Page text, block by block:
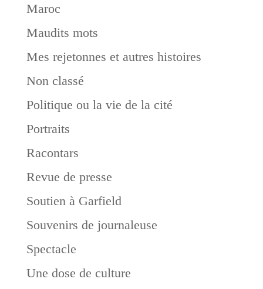
Maroc
Maudits mots
Mes rejetonnes et autres histoires
Non classé
Politique ou la vie de la cité
Portraits
Racontars
Revue de presse
Soutien à Garfield
Souvenirs de journaleuse
Spectacle
Une dose de culture